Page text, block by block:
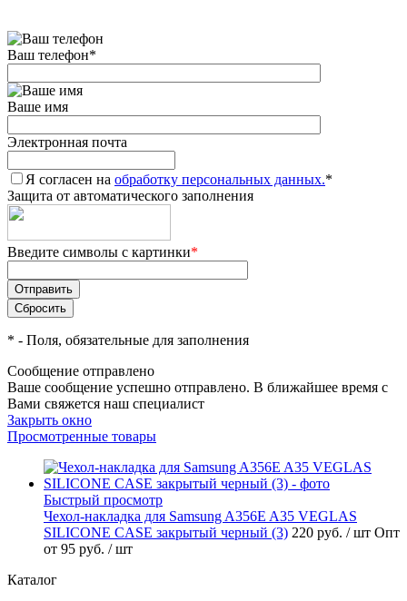
Ваш телефон*
Ваше имя
Электронная почта
Я согласен на обработку персональных данных.*
Защита от автоматического заполнения
Введите символы с картинки*
* - Поля, обязательные для заполнения
Сообщение отправлено
Ваше сообщение успешно отправлено. В ближайшее время с
Вами свяжется наш специалист
Закрыть окно
Просмотренные товары
Быстрый просмотр
Чехол-накладка для Samsung A356E A35 VEGLAS
SILICONE CASE закрытый черный (3) 220 руб. / шт Опт
от 95 руб. / шт
Каталог